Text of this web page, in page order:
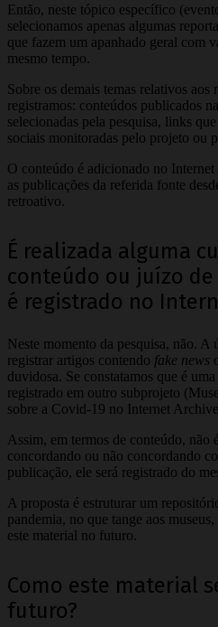
Então, neste tópico específico
selecionamos apenas algumas
que fazem um apanhado geral com
mesmo tempo.
Sobre os demais temas relativos aos
registramos: conteúdos publicados
selecionadas pela pesquisa, links
sociais monitoradas pelo projeto ou
O conteúdo é adicionado no
as publicações da referida fonte
retroativo.
É realizada alguma
conteúdo ou juízo
é registrado no
Neste momento da pesquisa, não.
registrar artigos contendo fake news
duvidosa. Se constatamos que é
registrado em outro subprojeto
sobre a Covid-19 no Internet
Assim, em termos de conteúdo, não
concordando ou não concordando
publicação, ele será registrado do
A proposta é estruturar um
pandemia, no que tange aos
este material no futuro.
Como este material
futuro?